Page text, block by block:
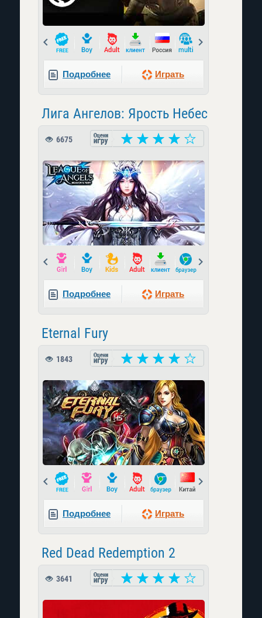
Prev
Подробнее Играть
Лига Ангелов: Ярость Небес
6675
Prev
Подробнее Играть
Eternal Fury
1843
Prev
Подробнее Играть
Red Dead Redemption 2
3641